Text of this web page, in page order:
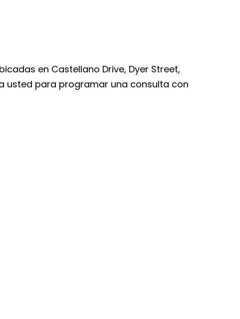
en Castellano Drive, Dyer Street,
usted para programar una consulta con